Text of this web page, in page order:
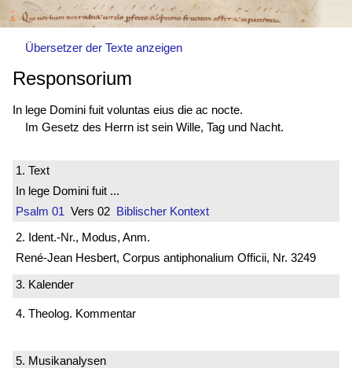
Übersetzer der Texte anzeigen
Responsorium
In lege Domini fuit voluntas eius die ac nocte.
Im Gesetz des Herrn ist sein Wille, Tag und Nacht.
1. Text
In lege Domini fuit ...
Psalm 01 Vers 02 Biblischer Kontext
2. Ident.-Nr., Modus, Anm.
René-Jean Hesbert, Corpus antiphonalium Officii, Nr. 3249
3. Kalender
4. Theolog. Kommentar
5. Musikanalysen